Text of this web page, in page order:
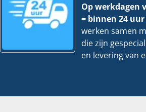
Op werkdagen
= binnen 24
werken samen
die zijn
en levering van